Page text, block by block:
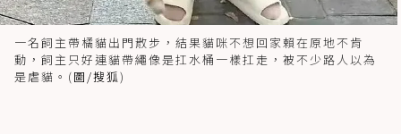
一名飼主帶橘貓出門散步，結果貓咪不想回家賴在原地不肯
動，飼主只好連貓帶繩像是扛水桶一樣扛走，被不少路人以為
是虐貓。(圖/搜狐)